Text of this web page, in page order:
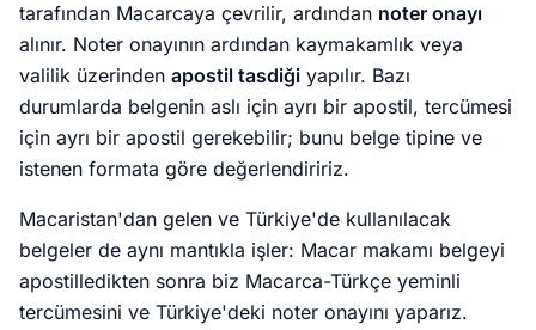
tarafından Macarcaya çevrilir, ardından noter onayı
alınır. Noter onayının ardından kaymakamlık veya
valilik üzerinden apostil tasdiği yapılır. Bazı
durumlarda belgenin aslı için ayrı bir apostil, tercümesi
için ayrı bir apostil gerekebilir; bunu belge tipine ve
istenen formata göre değerlendiririz.
Macaristan'dan gelen ve Türkiye'de kullanılacak
belgeler de aynı mantıkla işler: Macar makamı belgeyi
apostilledikten sonra biz Macarca-Türkçe yeminli
tercümesini ve Türkiye'deki noter onayını yaparız.